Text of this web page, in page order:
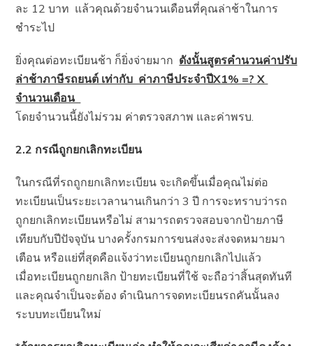
ละ 12 บาท แล้วคุณด้วยจำนวนเดือนที่คุณล่าช้าในการ
ชำระไป
ยิ่งคุณต่อทะเบียนช้า ก็ยิ่งจ่ายมาก ดังนั้นสูตรคำนวนค่าปรับ
ล่าช้าภาษีรถยนต์ เท่ากับ ค่าภาษีประจำปีX1% =? X
จำนวนเดือน
โดยจำนวนนี้ยังไม่รวม ค่าตรวจสภาพ และค่าพรบ.
2.2 กรณีถูกยกเลิกทะเบียน
ในกรณีที่รถถูกยกเลิกทะเบียน จะเกิดขึ้นเมื่อคุณไม่ต่อ
ทะเบียนเป็นระยะเวลานานเกินกว่า 3 ปี การจะทราบว่ารถ
ถูกยกเลิกทะเบียนหรือไม่ สามารถตรวจสอบจากป้ายภาษี
เทียบกับปีปัจจุบัน บางครั้งกรมการขนส่งจะส่งจดหมายมา
เตือน หรือแย่ที่สุดคือแจ้งว่าทะเบียนถูกยกเลิกไปแล้ว
เมื่อทะเบียนถูกยกเลิก ป้ายทะเบียนที่ใช้ จะถือว่าสิ้นสุดทันที
และคุณจำเป็นจะต้อง ดำเนินการจดทะเบียนรถคันนั้นลง
ระบบทะเบียนใหม่